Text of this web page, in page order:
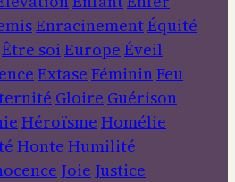
EnracinementÉquité
Être soi Europe Éveil
Extase FémininFeu
Gloire Guérison
Héroïsme Homélie
Honte Humilité
Joie Justice